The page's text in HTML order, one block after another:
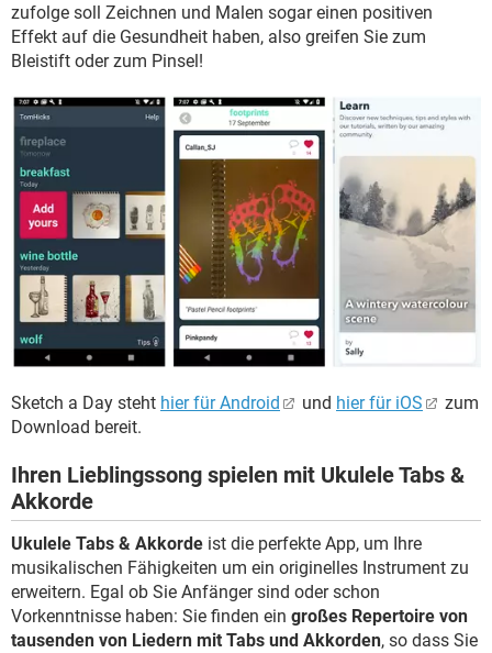
zufolge soll Zeichnen und Malen sogar einen positiven
Effekt auf die Gesundheit haben, also greifen Sie zum
Bleistift oder zum Pinsel!
Sketch a Day steht hier für Android und hier für iOS
zum
Download bereit.
Ihren Lieblingssong spielen mit Ukulele Tabs &
Akkorde
Ukulele Tabs & Akkorde ist die perfekte App, um Ihre
musikalischen Fähigkeiten um ein originelles Instrument zu
erweitern. Egal ob Sie Anfänger sind oder schon
Vorkenntnisse haben: Sie finden ein großes Repertoire von
tausenden von Liedern mit Tabs und Akkorden, so dass Sie